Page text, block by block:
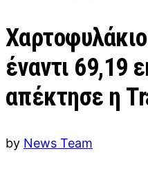
έναντι 69,19
απέκτησε η
by News Team